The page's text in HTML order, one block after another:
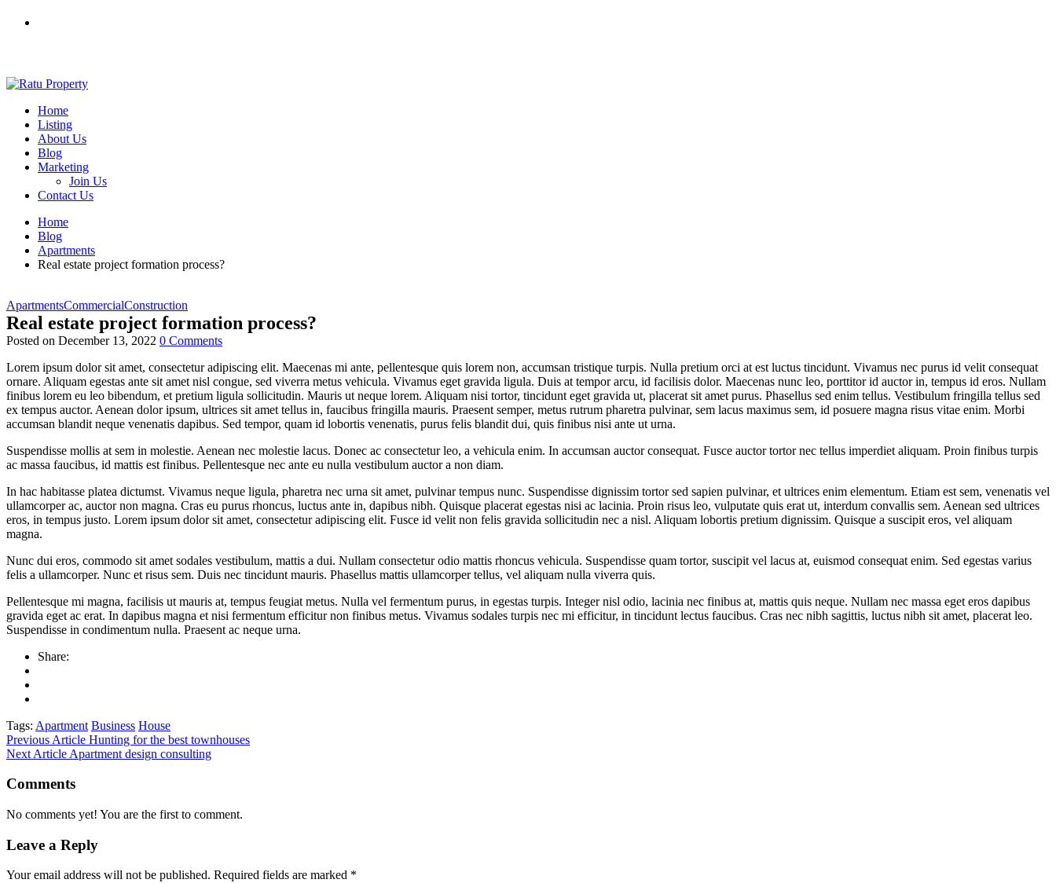
Home
Listing
About Us
Blog
Marketing
Join Us
Contact Us
Home
Blog
Apartments
Real estate project formation process?
ApartmentsCommercialConstruction
Real estate project formation process?
Posted on December 13, 2022 0 Comments
Lorem ipsum dolor sit amet, consectetur adipiscing elit. Maecenas mi ante, pellentesque quis lorem non, accumsan tristique turpis. Nulla pretium orci at est luctus tincidunt. Vivamus nec purus id velit consequat
ornare. Aliquam egestas ante sit amet nisl congue, sed viverra metus vehicula. Vivamus eget gravida ligula. Duis at tempor arcu, id facilisis dolor. Maecenas nunc leo, porttitor id auctor in, tempus id eros. Nullam
finibus lorem eu leo bibendum, et pretium ligula sollicitudin. Mauris ut neque lorem. Aliquam nisi tortor, tincidunt eget gravida ut, placerat sit amet purus. Phasellus sed enim tellus. Vestibulum fringilla tellus sed
ex tempus auctor. Aenean dolor ipsum, ultrices sit amet tellus in, faucibus fringilla mauris. Praesent semper, metus rutrum pharetra pulvinar, sem lacus maximus sem, id posuere magna risus vitae enim. Morbi
accumsan blandit neque venenatis dapibus. Sed tempor, quam id lobortis venenatis, purus felis blandit dui, quis finibus nisi ante ut urna.
Suspendisse mollis at sem in molestie. Aenean nec molestie lacus. Donec ac consectetur leo, a vehicula enim. In accumsan auctor consequat. Fusce auctor tortor nec tellus imperdiet aliquam. Proin finibus turpis
ac massa faucibus, id mattis est finibus. Pellentesque nec ante eu nulla vestibulum auctor a non diam.
In hac habitasse platea dictumst. Vivamus neque ligula, pharetra nec urna sit amet, pulvinar tempus nunc. Suspendisse dignissim tortor sed sapien pulvinar, et ultrices enim elementum. Etiam est sem, venenatis vel
ullamcorper ac, auctor non magna. Cras eu purus rhoncus, luctus ante in, dapibus nibh. Quisque placerat egestas nisi ac lacinia. Proin risus leo, vulputate quis erat ut, interdum convallis sem. Aenean sed ultrices
eros, in tempus justo. Lorem ipsum dolor sit amet, consectetur adipiscing elit. Fusce id velit non felis gravida sollicitudin nec a nisl. Aliquam lobortis pretium dignissim. Quisque a suscipit eros, vel aliquam
magna.
Nunc dui eros, commodo sit amet sodales vestibulum, mattis a dui. Nullam consectetur odio mattis rhoncus vehicula. Suspendisse quam tortor, suscipit vel lacus at, euismod consequat enim. Sed egestas varius
felis a ullamcorper. Nunc et risus sem. Duis nec tincidunt mauris. Phasellus mattis ullamcorper tellus, vel aliquam nulla viverra quis.
Pellentesque mi magna, facilisis ut mauris at, tempus feugiat metus. Nulla vel fermentum purus, in egestas turpis. Integer nisl odio, lacinia nec finibus at, mattis quis neque. Nullam nec massa eget eros dapibus
gravida eget ac erat. In dapibus magna et nisi fermentum efficitur non finibus metus. Vivamus sodales turpis nec mi efficitur, in tincidunt lectus faucibus. Cras nec nibh sagittis, luctus nibh sit amet, placerat leo.
Suspendisse in condimentum nulla. Praesent ac neque urna.
Share:
Tags: Apartment Business House
Previous Article Hunting for the best townhouses
Next Article Apartment design consulting
Comments
No comments yet! You are the first to comment.
Leave a Reply
Your email address will not be published. Required fields are marked *